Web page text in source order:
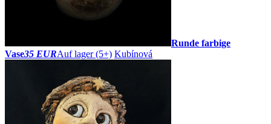
Runde farbige
Vase35 EURAuf lager (5+) Kubínová